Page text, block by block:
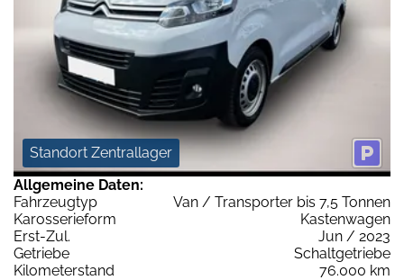
Standort Zentrallager
Allgemeine Daten:
Fahrzeugtyp
Van / Transporter bis 7,5 Tonnen
Karosserieform
Kastenwagen
Erst-Zul.
Jun / 2023
Getriebe
Schaltgetriebe
Kilometerstand
76.000 km